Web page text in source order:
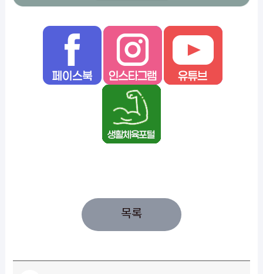
목록